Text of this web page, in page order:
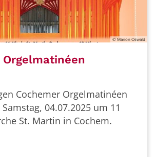
© Marion Oswald
Orgelmatinéen
Cochemer Orgelmatinéen
04.07.2025 um 11
St. Martin in Cochem.